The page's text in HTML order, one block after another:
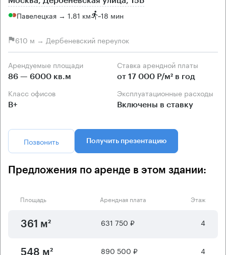
Павелецкая → 1.81 км ~18 мин
610 м → Дербеневский переулок
Арендуемые площади
86 — 6000 кв.м
Ставка арендной платы
от 17 000 Р/м² в год
Класс офисов
B+
Эксплуатационные расходы
Включены в ставку
Позвонить Получить презентацию
Предложения по аренде в этом здании:
Площадь Арендная плата Этаж
361 м² 631 750 ₽ 4
548 м² 890 500 ₽ 4